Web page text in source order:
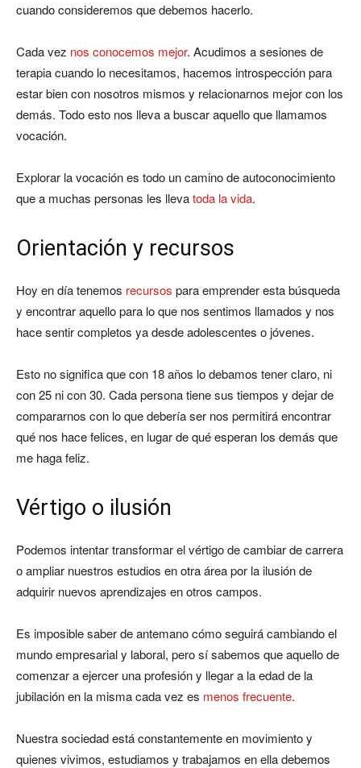
cuando consideremos que debemos hacerlo.
Cada vez nos conocemos mejor. Acudimos a sesiones de
terapia cuando lo necesitamos, hacemos introspección para
estar bien con nosotros mismos y relacionarnos mejor con los
demás. Todo esto nos lleva a buscar aquello que llamamos
vocación.
Explorar la vocación es todo un camino de autoconocimiento
que a muchas personas les llevatoda la vida.
Orientación y recursos
Hoy en día tenemos recursos para emprender esta búsqueda
y encontrar aquello para lo que nos sentimos llamados y nos
hace sentir completos ya desde adolescentes o jóvenes.
Esto no significa que con 18 años lo debamos tener claro, ni
con 25 ni con 30. Cada persona tiene sus tiempos y dejar de
compararnos con lo que debería ser nos permitirá encontrar
qué nos hace felices, en lugar de qué esperan los demás que
me haga feliz.
Vértigo o ilusión
Podemos intentar transformar el vértigo de cambiar de carrera
o ampliar nuestros estudios en otra área por la ilusión de
adquirir nuevos aprendizajes en otros campos.
Es imposible saber de antemano cómo seguirá cambiando el
mundo empresarial y laboral, pero sí sabemos que aquello de
comenzar a ejercer una profesión y llegar a la edad de la
jubilación en la misma cada vez es menos frecuente.
Nuestra sociedad está constantemente en movimiento y
quienes vivimos, estudiamos y trabajamos en ella debemos